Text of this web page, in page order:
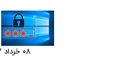
۰۸ خرداد ۰۲